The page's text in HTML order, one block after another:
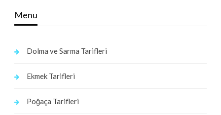
Menu
Dolma ve Sarma Tarifleri
Ekmek Tarifleri
Poğaça Tarifleri